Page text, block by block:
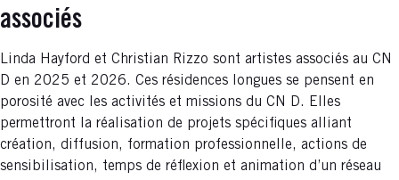
associés
Linda Hayford et Christian Rizzo sont artistes associés au CN
D en 2025 et 2026. Ces résidences longues se pensent en
porosité avec les activités et missions du CN D. Elles
permettront la réalisation de projets spécifiques alliant
création, diffusion, formation professionnelle, actions de
sensibilisation, temps de réflexion et animation d’un réseau